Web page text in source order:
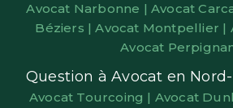
Avocat Narbonne |Avocat
Béziers |Avocat Montpellier |
Avocat
Question à Avocat en
Avocat Tourcoing | Avocat